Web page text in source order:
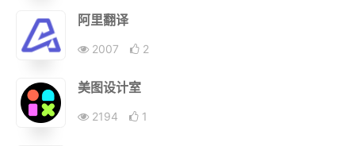
阿里翻译
2007 2
美图设计室
2194 1